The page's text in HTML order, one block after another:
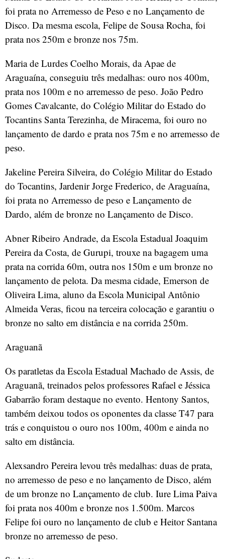
foi prata no Arremesso de Peso e no Lançamento de
Disco. Da mesma escola, Felipe de Sousa Rocha, foi
prata nos 250m e bronze nos 75m.
Maria de Lurdes Coelho Morais, da Apae de
Araguaína, conseguiu três medalhas: ouro nos 400m,
prata nos 100m e no arremesso de peso. João Pedro
Gomes Cavalcante, do Colégio Militar do Estado do
Tocantins Santa Terezinha, de Miracema, foi ouro no
lançamento de dardo e prata nos 75m e no arremesso de
peso.
Jakeline Pereira Silveira, do Colégio Militar do Estado
do Tocantins, Jardenir Jorge Frederico, de Araguaína,
foi prata no Arremesso de peso e Lançamento de
Dardo, além de bronze no Lançamento de Disco.
Abner Ribeiro Andrade, da Escola Estadual Joaquim
Pereira da Costa, de Gurupi, trouxe na bagagem uma
prata na corrida 60m, outra nos 150m e um bronze no
lançamento de pelota. Da mesma cidade, Emerson de
Oliveira Lima, aluno da Escola Municipal Antônio
Almeida Veras, ficou na terceira colocação e garantiu o
bronze no salto em distância e na corrida 250m.
Araguanã
Os paratletas da Escola Estadual Machado de Assis, de
Araguanã, treinados pelos professores Rafael e Jéssica
Gabarrão foram destaque no evento. Hentony Santos,
também deixou todos os oponentes da classe T47 para
trás e conquistou o ouro nos 100m, 400m e ainda no
salto em distância.
Alexsandro Pereira levou três medalhas: duas de prata,
no arremesso de peso e no lançamento de Disco, além
de um bronze no Lançamento de club. Iure Lima Paiva
foi prata nos 400m e bronze nos 1.500m. Marcos
Felipe foi ouro no lançamento de club e Heitor Santana
bronze no arremesso de peso.